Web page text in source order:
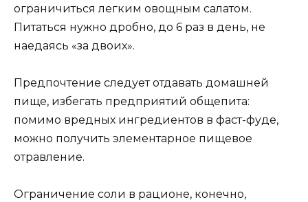
ограничиться легким овощным салатом.
Питаться нужно дробно, до 6 раз в день, не
наедаясь «за двоих».
Предпочтение следует отдавать домашней
пище, избегать предприятий общепита:
помимо вредных ингредиентов в фаст-фуде,
можно получить элементарное пищевое
отравление.
Ограничение соли в рационе, конечно,